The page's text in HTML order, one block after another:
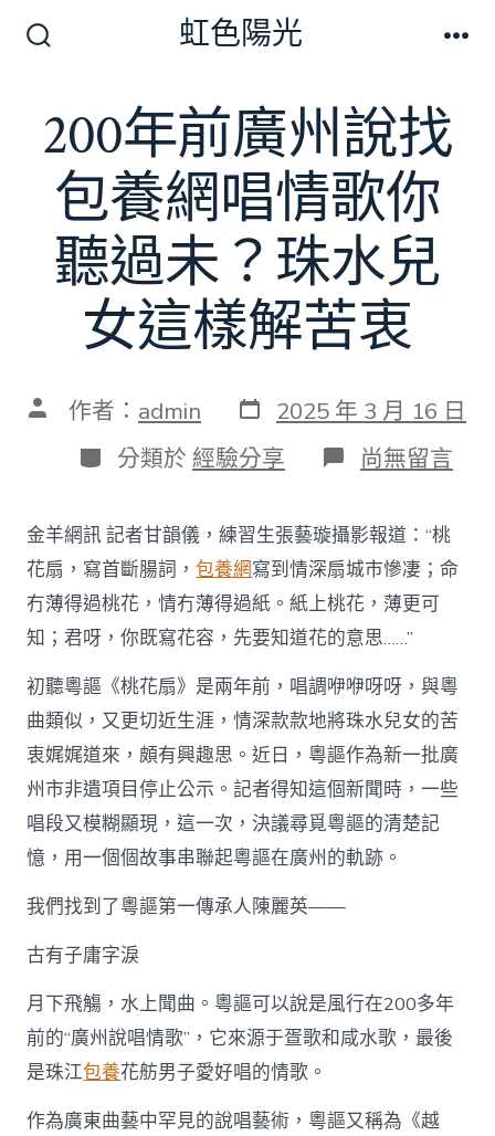
換
開
虹色陽光
200年前廣州說找
包養網唱情歌你
聽過未？珠水兒
女這樣解苦衷
文 作者： admin 發
表
日
期
2025 年 3 月 16 日
分
類
分類於 經驗分享 在
〈200
前
廣
州
說
找
包
養
網
唱
情
歌
你
聽
過
未？
珠
解
苦
衷〉
中
尚無留言
金羊網訊 記者甘韻儀，練習生張藝璇攝影報道：“桃
花扇，寫首斷腸詞，包養網寫到情深扇城市慘凄；命
冇薄得過桃花，情冇薄得過紙。紙上桃花，薄更可
知；君呀，你既寫花容，先要知道花的意思……”
初聽粵謳《桃花扇》是兩年前，唱調咿咿呀呀，與粵
曲類似，又更切近生涯，情深款款地將珠水兒女的苦
衷娓娓道來，頗有興趣思。近日，粵謳作為新一批廣
州市非遺項目停止公示。記者得知這個新聞時，一些
唱段又模糊顯現，這一次，決議尋覓粵謳的清楚記
憶，用一個個故事串聯起粵謳在廣州的軌跡。
我們找到了粵謳第一傳承人陳麗英——
古有子庸字淚
月下飛觴，水上聞曲。粵謳可以說是風行在200多年
前的“廣州說唱情歌”，它來源于疍歌和咸水歌，最後
是珠江包養花舫男子愛好唱的情歌。
作為廣東曲藝中罕見的說唱藝術，粵謳又稱為《越